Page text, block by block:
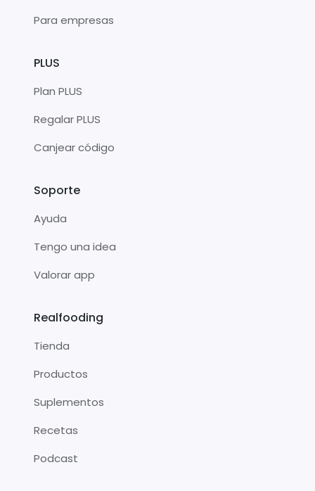
Para empresas
PLUS
Plan PLUS
Regalar PLUS
Canjear código
Soporte
Ayuda
Tengo una idea
Valorar app
Realfooding
Tienda
Productos
Suplementos
Recetas
Podcast